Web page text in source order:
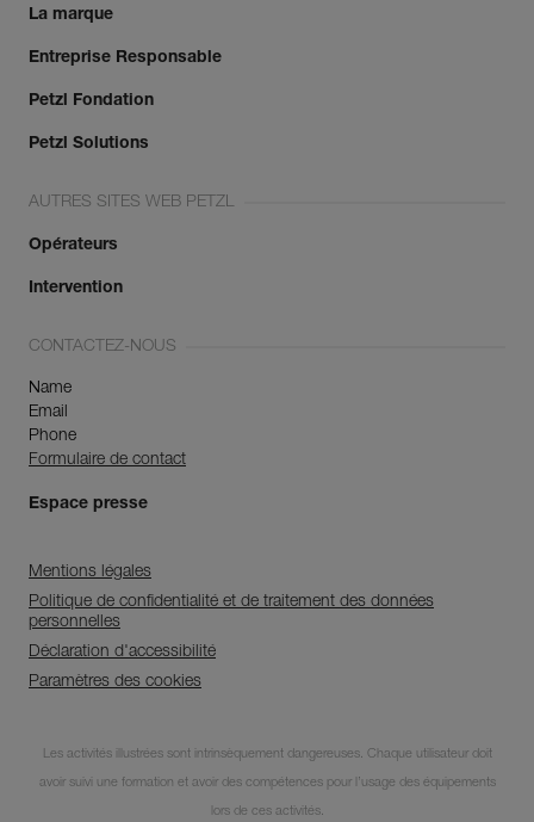
newsletter
et restez connecté à notre
La marque
Entreprise Responsable
Petzl Fondation
Petzl Solutions
AUTRES SITES WEB PETZL
Opérateurs
Intervention
CONTACTEZ-NOUS
Name
Email
Phone
Formulaire de contact
Espace presse
Mentions légales
Politique de confidentialité et de traitement des données
personnelles
Déclaration d'accessibilité
Paramètres des cookies
Les activités illustrées sont intrinsèquement dangereuses. Chaque utilisateur doit
avoir suivi une formation et avoir des compétences pour l’usage des équipements
lors de ces activités.